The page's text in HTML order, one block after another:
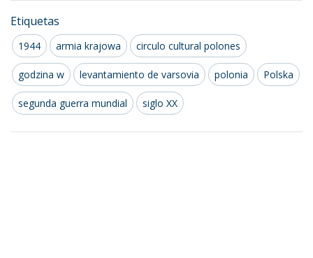
Etiquetas
1944 armia krajowa circulo cultural polones
godzina w levantamiento de varsovia polonia Polska
segunda guerra mundial siglo XX